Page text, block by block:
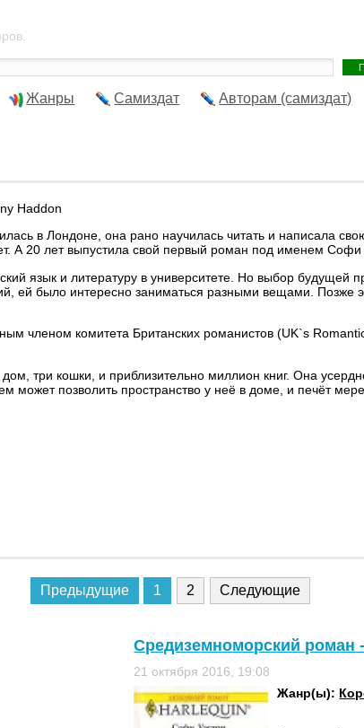
Жанры Самиздат Авторам (самиздат)
Haddon
в Лондоне, она рано научилась читать и написала
А 20 лет выпустила свой первый роман под именем Софи
язык и литературу в университете. Но выбор
ей было интересно заниматься разными вещами. Позже
членом комитета Британских романистов (UK`s
три кошки, и приблизительно миллион книг. Она
может позволить пространство у неё в доме, и печёт
Предыдущие 1 2 Следующие
Средиземноморский роман
21 октября 2016, 19:08
Жанр(ы):